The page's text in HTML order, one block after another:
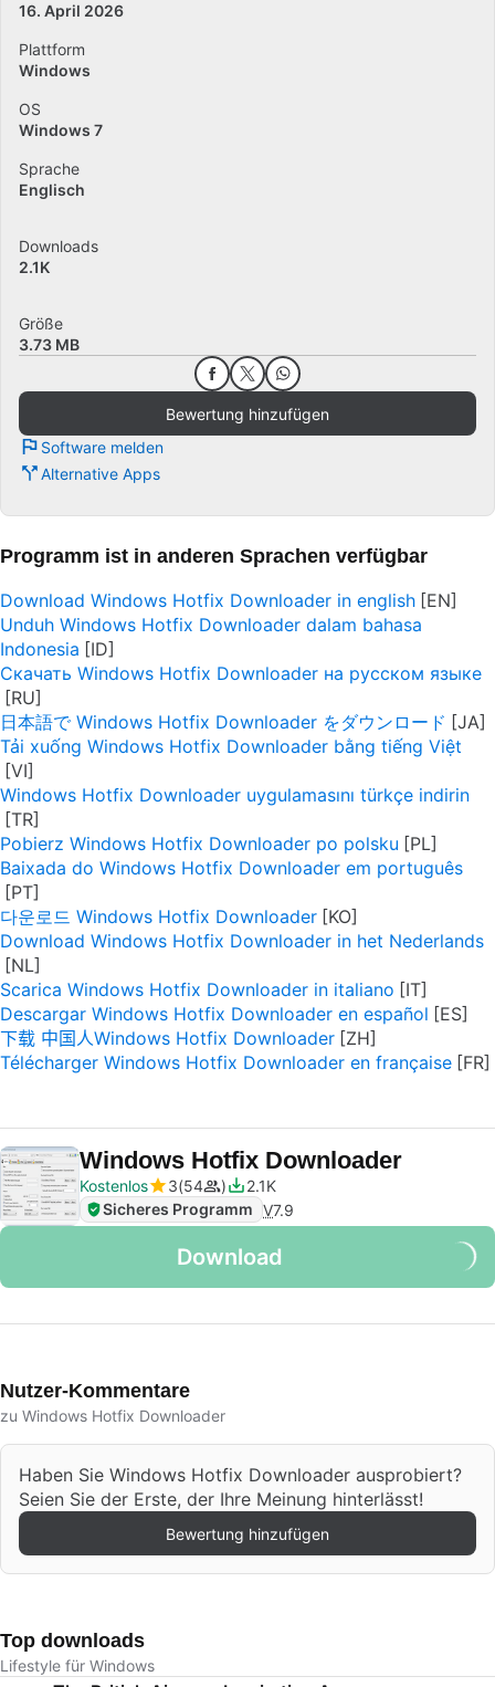
16. April 2026
Plattform
Windows
OS
Windows 7
Sprache
Englisch
Downloads
2.1K
Größe
3.73 MB
Bewertung hinzufügen
Software melden
Alternative Apps
Programm ist in anderen Sprachen verfügbar
Download Windows Hotfix Downloader in english
Unduh Windows Hotfix Downloader dalam bahasa
Indonesia
Скачать Windows Hotfix Downloader на русском языке
日本語で Windows Hotfix Downloader をダウンロード
Tải xuống Windows Hotfix Downloader bằng tiếng Việt
Windows Hotfix Downloader uygulamasını türkçe indirin
Pobierz Windows Hotfix Downloader po polsku
Baixada do Windows Hotfix Downloader em português
다운로드 Windows Hotfix Downloader
Download Windows Hotfix Downloader in het Nederlands
Scarica Windows Hotfix Downloader in italiano
Descargar Windows Hotfix Downloader en español
下载 中国人Windows Hotfix Downloader
Télécharger Windows Hotfix Downloader en française
Windows Hotfix Downloader
Kostenlos 3 54
2.1K
Sicheres Programm V7.9
Download
Nutzer-Kommentare
zu Windows Hotfix Downloader
Haben Sie Windows Hotfix Downloader ausprobiert?
Seien Sie der Erste, der Ihre Meinung hinterlässt!
Bewertung hinzufügen
Top downloads
Lifestyle für Windows